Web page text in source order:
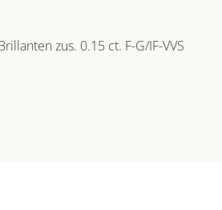
zus. 0.15 ct. F-G/IF-VVS